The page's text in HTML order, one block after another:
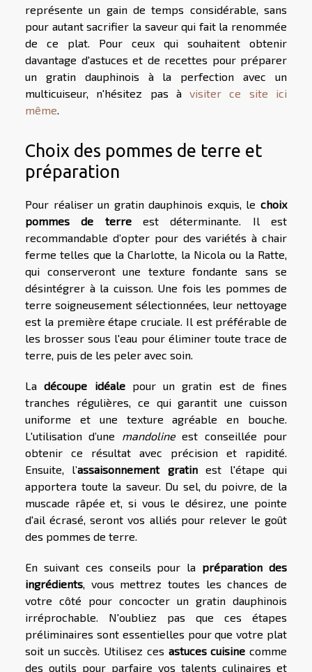
représente un gain de temps considérable, sans
pour autant sacrifier la saveur qui fait la renommée
de ce plat. Pour ceux qui souhaitent obtenir
davantage d'astuces et de recettes pour préparer
un gratin dauphinois à la perfection avec un
multicuiseur, n'hésitez pas àvisiter ce site ici
même
Choix des pommes de terre et
préparation
Pour réaliser un gratin dauphinois exquis, le choix
pommes de terreest déterminante. Il est
recommandable d’opter pour des variétés à chair
ferme telles que la Charlotte, la Nicola ou la Ratte,
qui conserveront une texture fondante sans se
désintégrer à la cuisson. Une fois les pommes de
terre soigneusement sélectionnées, leur nettoyage
est la première étape cruciale. Il est préférable de
les brosser sous l'eau pour éliminer toute trace de
terre, puis de les peler avec soin.
Ladécoupe idéalepour un gratin est de fines
tranches régulières, ce qui garantit une cuisson
uniforme et une texture agréable en bouche.
L'utilisation d’une mandolineest conseillée pour
obtenir ce résultat avec précision et rapidité.
Ensuite, l’assaisonnement gratinest l'étape qui
apportera toute la saveur. Du sel, du poivre, de la
muscade râpée et, si vous le désirez, une pointe
d'ail écrasé, seront vos alliés pour relever le goût
des pommes de terre.
En suivant ces conseils pour la préparation des
ingrédients, vous mettrez toutes les chances de
votre côté pour concocter un gratin dauphinois
irréprochable. N'oubliez pas que ces étapes
préliminaires sont essentielles pour que votre plat
soit un succès. Utilisez ces astuces cuisine comme
des outils pour parfaire vos talents culinaires et